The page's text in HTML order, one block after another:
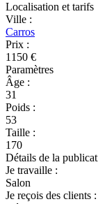
Localisation et tarifs
Ville :
Carros
Prix :
1150 €
Paramètres
Âge :
31
Poids :
53
Taille :
170
Détails de la
Je travaille :
Salon
Je reçois des clients :